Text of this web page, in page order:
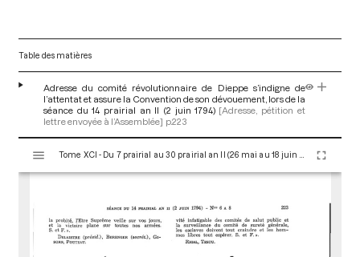
Table des matières
Adresse du comité révolutionnaire de Dieppe s’indigne de
l’attentat et assure la Convention de son dévouement, lors de la
séance du 14 prairial an II (2 juin 1794) [Adresse, pétition et
lettre envoyée à l’Assemblée] p.223
s